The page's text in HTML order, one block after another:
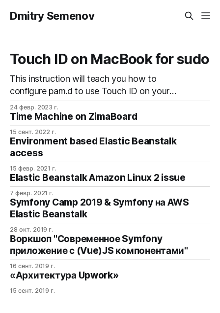
Dmitry Semenov
Touch ID on MacBook for sudo
This instruction will teach you how to
configure pam.d to use Touch ID on your
MacBook to authenticate sudo commands.
This is a quicker and more convenient way to
sudo while still maintaining the security of
your device. Open the Terminal app on your
24 февр. 2023 г.
Time Machine on ZimaBoard
15 сент. 2022 г.
Environment based Elastic Beanstalk
access
15 февр. 2021 г.
Elastic Beanstalk Amazon Linux 2 issue
7 февр. 2021 г.
Symfony Camp 2019 & Symfony на AWS
Elastic Beanstalk
28 окт. 2019 г.
Воркшоп "Современное Symfony
приложение с (Vue)JS компонентами"
16 сент. 2019 г.
«Архитектура Upwork»
15 сент. 2019 г.